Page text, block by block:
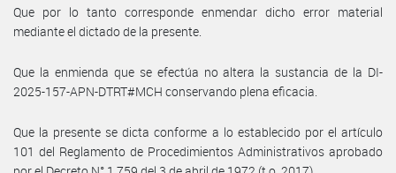
Que por lo tanto corresponde enmendar dicho error material
mediante el dictado de la presente.
Que la enmienda que se efectúa no altera la sustancia de la DI-
2025-157-APN-DTRT#MCH conservando plena eficacia.
Que la presente se dicta conforme a lo establecido por el artículo
101 del Reglamento de Procedimientos Administrativos aprobado